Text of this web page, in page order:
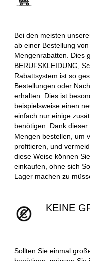
Bei den meisten
ab einer Bestellung
Mengenrabatten. Dies
BERUFSKLEIDUNG,
Rabattsystem ist so
Bestellungen oder
erhalten. Dies ist
beispielsweise einen
einfach nur einige
benötigen. Dank
Mengen bestellen, um
profitieren, und
diese Weise können
einkaufen, ohne sich
Lager machen zu
KEINE
Sollten Sie einmal